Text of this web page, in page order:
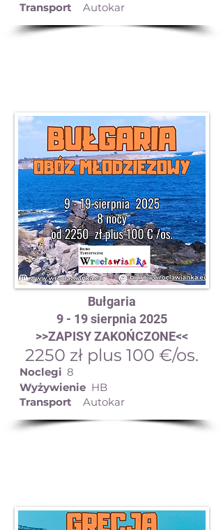
Transport
Autokar
Bułgaria
9 - 19 sierpnia 2025
>>ZAPISY ZAKOŃCZONE<<
2250 zł plus 100 €/os.
Noclegi 8
Wyżywienie HB
Transport
Autokar